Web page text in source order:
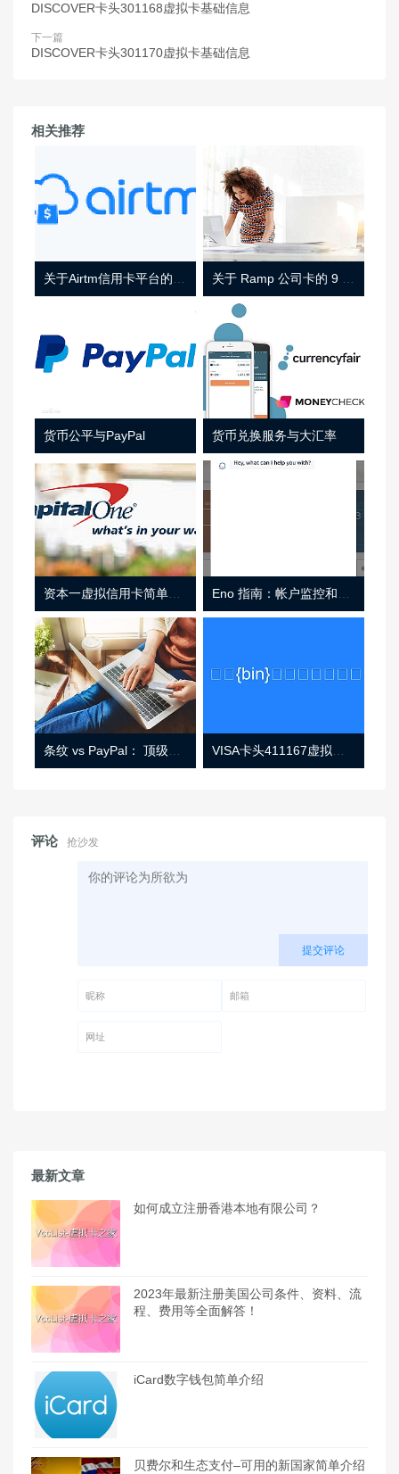
DISCOVER卡头301168虚拟卡基础信息
下一篇
DISCOVER卡头301170虚拟卡基础信息
相关推荐
货币公平与PayPal 货币兑换服务与大汇率
资本一虚拟信用卡简单介绍
条纹 vs PayPal： 顶级功能， 定价 （和更多！ VISA卡头411167虚拟卡基础信息
评论 抢沙发
提交评论
最新文章
如何成立注册香港本地有限公司？
2023年最新注册美国公司条件、资料、流
程、费用等全面解答！
iCard数字钱包简单介绍
贝费尔和生态支付–可用的新国家简单介绍